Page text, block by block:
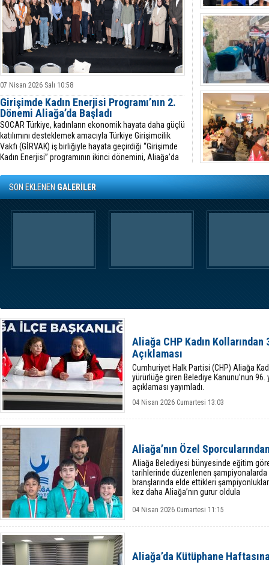
07 Nisan 2026 Salı 10:58
Girişimde Kadın Enerjisi Programı’nın 2.
Dönemi Aliağa’da Başladı
SOCAR Türkiye, kadınların ekonomik hayata daha güçlü
katılımını desteklemek amacıyla Türkiye Girişimcilik
Vakfı (GİRVAK) iş birliğiyle hayata geçirdiği “Girişimde
Kadın Enerjisi” programının ikinci dönemini, Aliağa’da
SON EKLENENGALERİLER
Aliağa CHP Kadın
Açıklaması
Cumhuriyet Halk Partisi (CHP) Aliağa
yürürlüğe giren Belediye Kanunu’nun 96.
açıklaması yayımladı.
04 Nisan 2026 Cumartesi 13:03
Aliağa’nın Özel
Aliağa Belediyesi bünyesinde eğitim
tarihlerinde düzenlenen
branşlarında elde ettikleri
kez daha Aliağa’nın gurur oldula
04 Nisan 2026 Cumartesi 11:15
Aliağa’da Kütüphane